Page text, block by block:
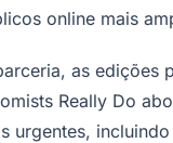
online mais
as edições
Really Do
urgentes,